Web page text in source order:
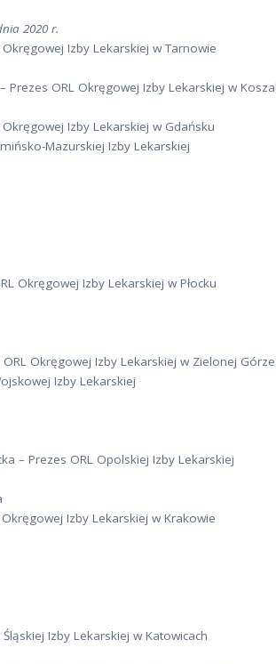
2020 r.
Izby Lekarskiej w Tarnowie
Prezes ORL Okręgowej Izby Lekarskiej w
Izby Lekarskiej w Gdańsku
Mazurskiej Izby Lekarskiej
Okręgowej Izby Lekarskiej w Płocku
Okręgowej Izby Lekarskiej w Zielonej Górze
Izby Lekarskiej
– Prezes ORL Opolskiej Izby Lekarskiej
Izby Lekarskiej w Krakowie
Izby Lekarskiej w Katowicach